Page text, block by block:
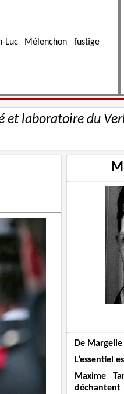
Mélenchon fustige
et laboratoire du
De
L’essentiel
Maxime
déchantent